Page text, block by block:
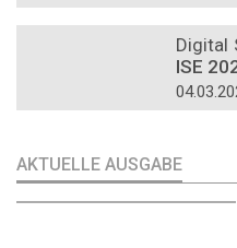
Digital
ISE
AKTUELLE AUSGABE